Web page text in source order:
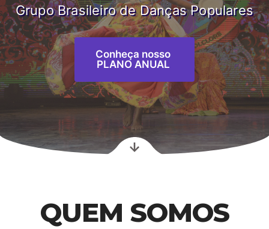
Grupo Brasileiro de Danças Populares
Conheça nosso
PLANO ANUAL
QUEM SOMOS